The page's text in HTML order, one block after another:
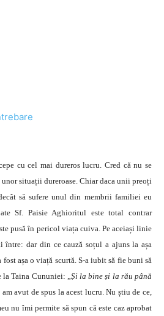
cu cel mai dureros lucru. Cred că nu se
situații dureroase. Chiar daca unii preoți
să sufere unul din membrii familiei eu
Sf. Paisie Aghioritul este total contrar
pusă în pericol viața cuiva. Pe aceiași linie
între: dar din ce cauză soțul a ajuns la așa
așa o viață scurtă. S-a iubit să fie buni să
la Taina Cununiei: „Și la bine și la rău până
am avut de spus la acest lucru. Nu știu de ce,
nu îmi permite să spun că este caz aprobat